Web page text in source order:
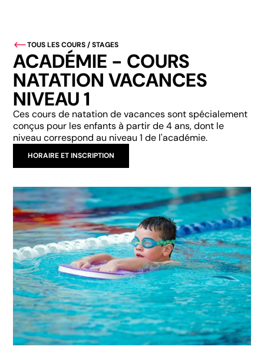
TOUS LES COURS / STAGES
ACADÉMIE - COURS
NATATION VACANCES
NIVEAU 1
Ces cours de natation de vacances sont spécialement
conçus pour les enfants à partir de 4 ans, dont le
niveau correspond au niveau 1 de l'académie.
HORAIRE ET INSCRIPTION